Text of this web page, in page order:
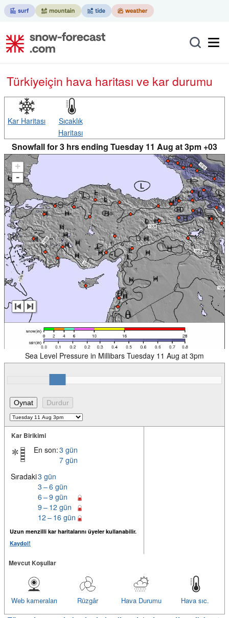
Türkiyeiçin hava haritası ve kar durumu
Kar Haritası
Sıcaklık
Haritası
Snowfall for 3 hrs ending Tuesday 11 Aug at 3pm +03
+
-
Sea Level Pressure in Millibars Tuesday 11 Aug at 3pm
Kar Birikimi
En son:3 gün
7 gün
Sıradaki3 gün
3 – 6 gün
6 – 9 gün
9 – 12 gün
12 – 16 gün
Uzun menzilli kar haritalarını üyeler kullanabilir.
Kaydol!
Mevcut Koşullar
Hava sıc.
Hava Durumu
Rüzgâr
Web kameraları